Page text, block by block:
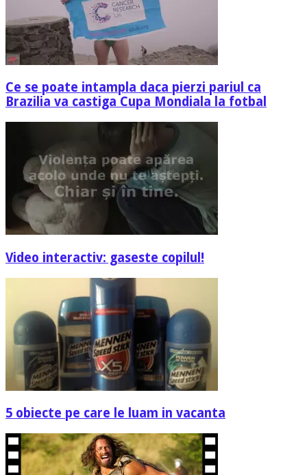
Ce se poate intampla daca pierzi pariul ca
Brazilia va castiga Cupa Mondiala la fotbal
Video interactiv: gaseste copilul!
5 obiecte pe care le luam in vacanta